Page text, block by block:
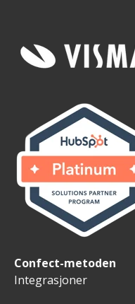
Confect-metoden
Integrasjoner